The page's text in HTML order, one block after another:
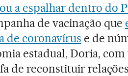
a espalhar dentro do
de vacinação que
de coronavírus e de
estadual, Doria,
de reconstituir